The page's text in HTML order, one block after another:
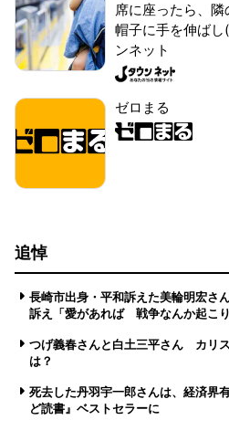
席に座ったら、
帽子に手を伸ば
ンネット
ゼロまる
追悼
長崎市出身・平和訴えた美輪明宏
訴え「愛があれば 戦争なんか起こり
つげ義春さんと白土三平さん カリ
は？
死去した丹羽宇一郎さんは、経済
ど読書』ベストセラーに